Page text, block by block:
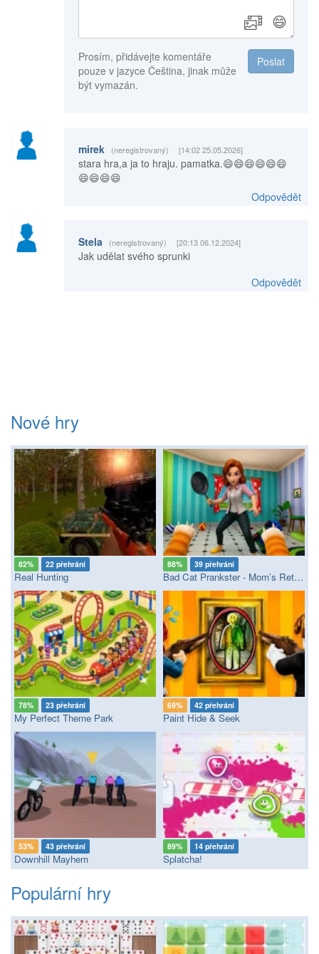
😄
Poslat
Prosím, přidávejte komentáře
pouze v jazyce Čeština, jinak může
být vymazán.
mirek (neregistrovaný) [14:02 25.05.2026]
stara hra,a ja to hraju. pamatka.😄😄😄😄😄😄
😄😄😄😄
Odpovědět
Stela (neregistrovaný) [20:13 06.12.2024]
Jak udělat svého sprunki
Odpovědět
Nové hry
82% 22 přehrání
Real Hunting
88% 39 přehrání
Bad Cat Prankster - Mom’s Return
78% 23 přehrání
My Perfect Theme Park
69% 42 přehrání
Paint Hide & Seek
53% 43 přehrání
Downhill Mayhem
89% 14 přehrání
Splatcha!
Populární hry